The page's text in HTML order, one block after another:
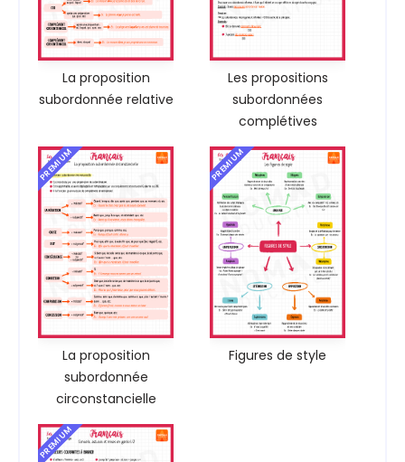
La proposition
subordonnée relative
Les propositions
subordonnées
complétives
PREMIUM
La proposition
subordonnée
circonstancielle
PREMIUM
Figures de style
PREMIUM